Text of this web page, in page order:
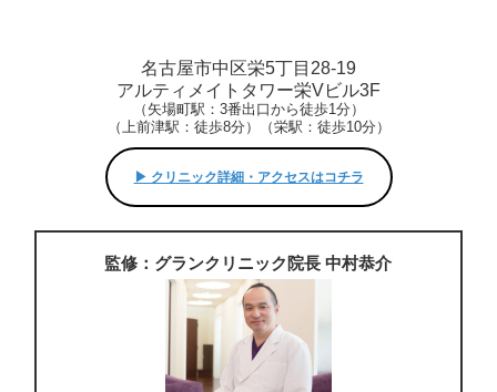
名古屋市中区栄5丁目28-19
アルティメイトタワー栄Vビル3F
（矢場町駅：3番出口から徒歩1分）
（上前津駅：徒歩8分）（栄駅：徒歩10分）
▶︎ クリニック詳細・アクセスはコチラ
監修：グランクリニック院長 中村恭介